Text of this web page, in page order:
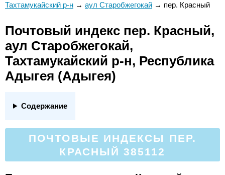
Тахтамукайский р-н → аул Старобжегокай → пер. Красный
Почтовый индекс пер. Красный,
аул Старобжегокай,
Тахтамукайский р-н, Республика
Адыгея (Адыгея)
Содержание
ПОЧТОВЫЕ ИНДЕКСЫ ПЕР.
КРАСНЫЙ 385112